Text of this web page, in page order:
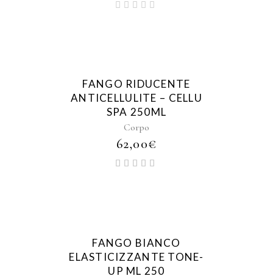
FANGO RIDUCENTE
ANTICELLULITE – CELLU
SPA 250ML
Corpo
62,00€
FANGO BIANCO
ELASTICIZZANTE TONE-
UP ML 250